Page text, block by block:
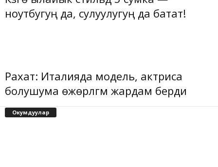
ноутбугуң да, сулуулугуң да батат!
Рахат: Италияда модель, актриса
болушума өжөрлүгүм жардам берди
Окумдуулар